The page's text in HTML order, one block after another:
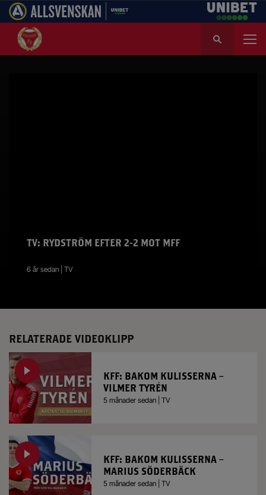
k
TV: RYDSTRÖM EFTER 2-2 MOT MFF
6 år sedan | TV
RELATERADE VIDEOKLIPP
KFF: BAKOM KULISSERNA –
VILMER TYRÉN
5 månader sedan | TV
KFF: BAKOM KULISSERNA –
MARIUS SÖDERBÄCK
5 månader sedan | TV